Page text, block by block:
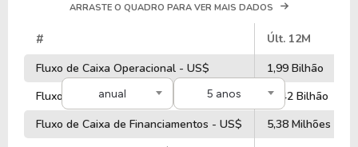
anual 5 anos
ARRASTE O QUADRO PARA VER MAIS DADOS
# Últ. 12M
Fluxo de Caixa Operacional - US$
1,99 Bilhão
Fluxo de Caixa de Investimentos - US$
-1,42 Bilhão
Fluxo de Caixa de Financiamentos - US$
5,38 Milhões